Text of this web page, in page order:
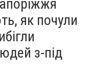
як почули
з-під